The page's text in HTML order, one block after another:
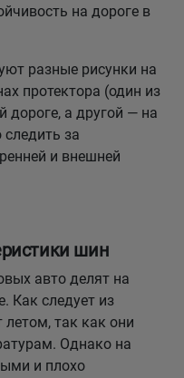
на дороге в
разные рисунки на
протектора (один из
дороге, а другой — на
за
и внешней
шин
авто делят на
Как следует из
летом, так как они
Однако на
и плохо